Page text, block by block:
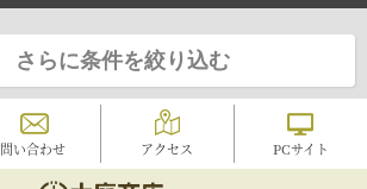
さらに条件を絞り込む
問い合わせ アクセス PCサイト